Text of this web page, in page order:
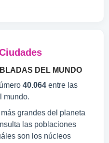
DEL MUNDO
40.064 entre las
mundo.
grandes del planeta
las poblaciones
son los núcleos